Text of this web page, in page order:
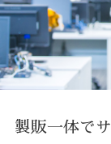
製販一体で